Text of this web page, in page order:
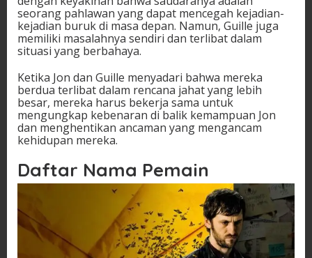
seorang pahlawan yang dapat mencegah kejadian-
kejadian buruk di masa depan. Namun, Guille juga
memiliki masalahnya sendiri dan terlibat dalam
situasi yang berbahaya.
Ketika Jon dan Guille menyadari bahwa mereka
berdua terlibat dalam rencana jahat yang lebih
besar, mereka harus bekerja sama untuk
mengungkap kebenaran di balik kemampuan Jon
dan menghentikan ancaman yang mengancam
kehidupan mereka.
Daftar Nama Pemain